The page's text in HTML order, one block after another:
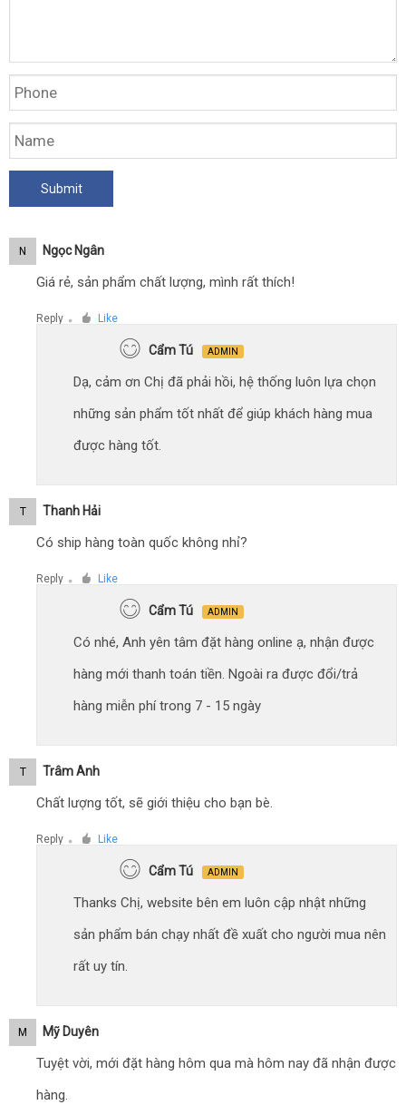
N Ngọc Ngân
Giá rẻ, sản phẩm chất lượng, mình rất thích!
Reply ● Like
Cẩm Tú ADMIN
Dạ, cảm ơn Chị đã phải hồi, hệ thống luôn lựa chọn
những sản phẩm tốt nhất để giúp khách hàng mua
được hàng tốt.
T Thanh Hải
Có ship hàng toàn quốc không nhỉ?
Reply ● Like
Cẩm Tú ADMIN
Có nhé, Anh yên tâm đặt hàng online ạ, nhận được
hàng mới thanh toán tiền. Ngoài ra được đổi/trả
hàng miễn phí trong 7 - 15 ngày
T Trâm Anh
Chất lượng tốt, sẽ giới thiệu cho bạn bè.
Reply ● Like
Cẩm Tú ADMIN
Thanks Chị, website bên em luôn cập nhật những
sản phẩm bán chạy nhất đề xuất cho người mua nên
rất uy tín.
M Mỹ Duyên
Tuyệt vời, mới đặt hàng hôm qua mà hôm nay đã nhận được
hàng.